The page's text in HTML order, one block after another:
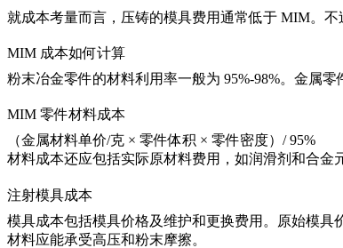
就成本考量而言，压铸的模具费用通常低于 MIM。
MIM 成本如何计算
粉末冶金零件的材料利用率一般为 95%-98%。金属零
MIM 零件材料成本
（金属材料单价/克 × 零件体积 × 零件密度）/ 95%
材料成本还应包括实际原材料费用，如润滑剂和合金
注射模具成本
模具成本包括模具价格及维护和更换费用。原始模
材料应能承受高压和粉末摩擦。